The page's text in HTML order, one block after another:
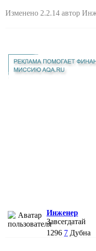
Изменено 2.2.14 автор
Инженер
Завсегдатай
1296 7 Дубна